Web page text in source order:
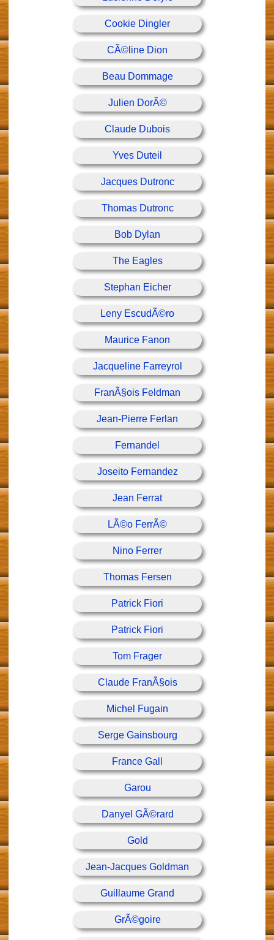
Cookie Dingler
CÃ©line Dion
Beau Dommage
Julien DorÃ©
Claude Dubois
Yves Duteil
Jacques Dutronc
Thomas Dutronc
Bob Dylan
The Eagles
Stephan Eicher
Leny EscudÃ©ro
Maurice Fanon
Jacqueline Farreyrol
FranÃ§ois Feldman
Jean-Pierre Ferlan
Fernandel
Joseito Fernandez
Jean Ferrat
LÃ©o FerrÃ©
Nino Ferrer
Thomas Fersen
Patrick Fiori
Patrick Fiori
Tom Frager
Claude FranÃ§ois
Michel Fugain
Serge Gainsbourg
France Gall
Garou
Danyel GÃ©rard
Gold
Jean-Jacques Goldman
Guillaume Grand
GrÃ©goire